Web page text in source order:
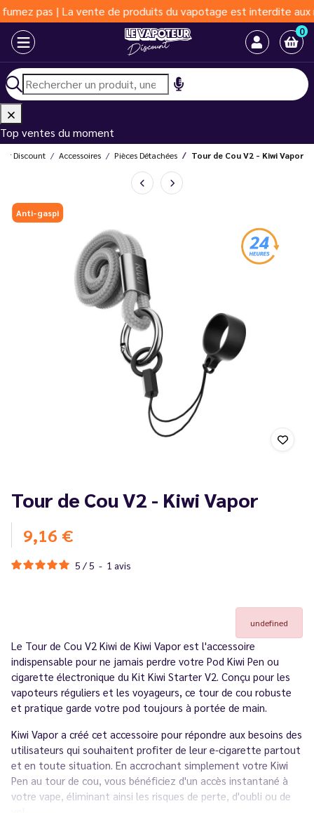
| La vente de produits du vapotage est interdite aux moins
0
Top ventes du moment
Discount Accessoires Pièces Détachées Tour de Cou V2 - Kiwi Vapor
Anti-gaspi
Tour de Cou V2 - Kiwi Vapor
9,16 €
5 / 5 - 1 avis
undefined
Le Tour de Cou V2 Kiwi de Kiwi Vapor est l'accessoire
indispensable pour ne jamais perdre votre Pod Kiwi Pen ou
cigarette électronique du Kit Kiwi Starter V2. Conçu pour les
vapoteurs réguliers et les voyageurs, ce tour de cou robuste
et pratique garde votre pod toujours à portée de main.
Kiwi Vapor a créé cet accessoire pour répondre aux besoins des
utilisateurs qui souhaitent profiter de leur e-cigarette partout
et en toute situation. En accrochant simplement votre Kiwi
Pen au tour de cou, vous bénéficiez d'un accès instantané à
votre vape, éliminant ainsi les risques de perte, d'oubli ou de